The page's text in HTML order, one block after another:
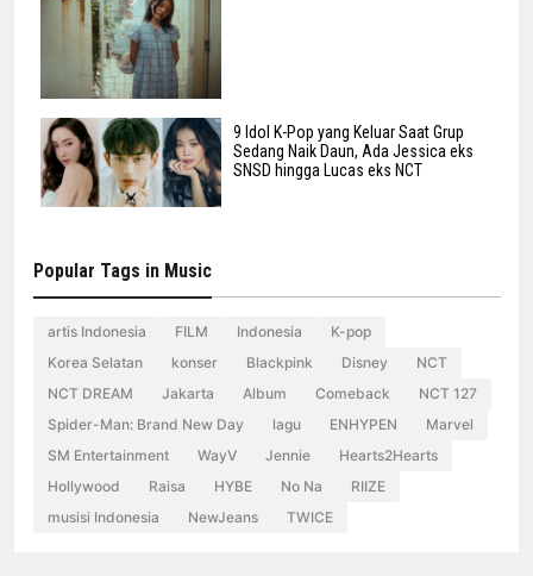
9 Idol K-Pop yang Keluar Saat Grup
Sedang Naik Daun, Ada Jessica eks
SNSD hingga Lucas eks NCT
Popular Tags in Music
artis Indonesia FILM Indonesia
K-pop
Korea Selatan
konser Blackpink Disney
NCT
NCT DREAM
Jakarta Album Comeback
NCT 127
Spider-Man: Brand New Day
lagu ENHYPEN
Marvel
SM Entertainment
WayV Jennie
Hearts2Hearts
Hollywood
Raisa HYBE No Na
RIIZE
musisi Indonesia
NewJeans TWICE